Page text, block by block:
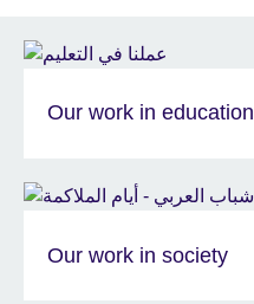
Our work in education
Our work in society